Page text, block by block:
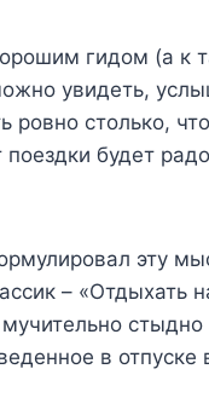
гидом (а к
увидеть,
ровно столько, что
поездки будет
эту
– «Отдыхать
стыдно
в отпуске